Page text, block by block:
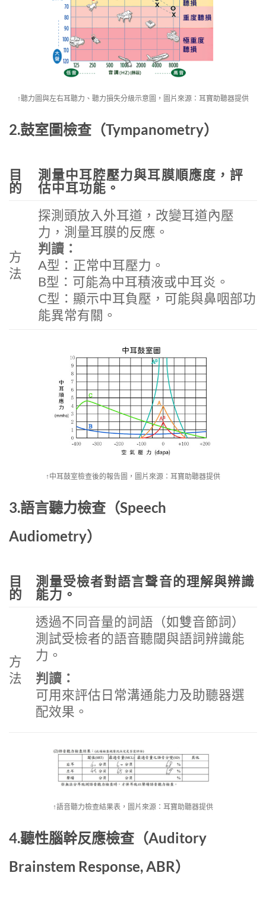
↑聽力圖與左右耳聽力、聽力損失分級示意圖，圖片來源：耳寶助聽器提供
2.鼓室圖檢查（Tympanometry）
目
的
測量中耳腔壓力與耳膜順應度，評
估中耳功能。
方
法
探測頭放入外耳道，改變耳道內壓
力，測量耳膜的反應。
判讀：
A型：正常中耳壓力。
B型：可能為中耳積液或中耳炎。
C型：顯示中耳負壓，可能與鼻咽部功
能異常有關。
↑中耳鼓室檢查後的報告圖，圖片來源：耳寶助聽器提供
3.語言聽力檢查（Speech
Audiometry）
目
的
測量受檢者對語言聲音的理解與辨識
能力。
方
法
透過不同音量的詞語（如雙音節詞）
測試受檢者的語音聽閾與語詞辨識能
力。
判讀：
可用來評估日常溝通能力及助聽器選
配效果。
↑語音聽力檢查結果表，圖片來源：耳寶助聽器提供
4.聽性腦幹反應檢查（Auditory
Brainstem Response, ABR）